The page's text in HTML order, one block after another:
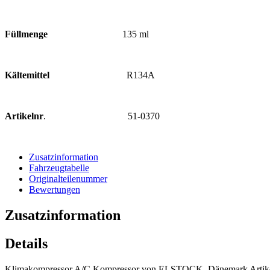
Füllmenge 135 ml
Kältemittel R134A
Artikelnr. 51-0370
Zusatzinformation
Fahrzeugtabelle
Originalteilenummer
Bewertungen
Zusatzinformation
Details